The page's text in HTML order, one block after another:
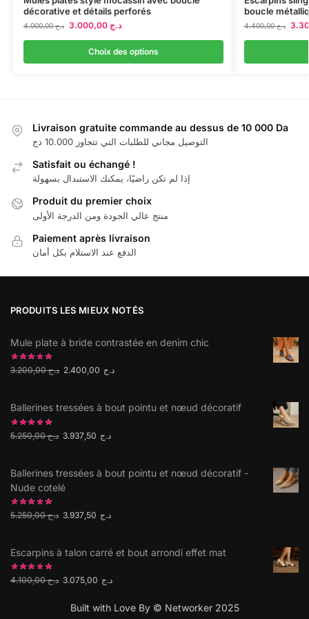
décorative et détails perforés
د.ج4.000,00 د.ج 3.000,00
Choix des options
boucle
د.ج4.400,00
Livraison gratuite commande au dessus de 10 000 Da
التوصيل مجاني للطلبات التي تتجاوز 10.000 دج
Satisfait ou échangé !
إذا لم تكن راضيًا، يمكنك الاستبدال بسهولة
Produit du premier choix
منتج عالي الجودة ومن الدرجة الأولى
Paiement après livraison
الدفع عند الاستلام بكل أمان
PRODUITS LES MIEUX NOTÉS
Mule plate à bride contrastée en denim chic
د.ج3.200,00 د.ج
Ballerines tressées à bout pointu et nœud décoratif
د.ج5.250,00 د.ج
Ballerines tressées à bout pointu et nœud décoratif -
Nude cotelé
د.ج5.250,00 د.ج
Escarpins à talon carré et bout arrondi effet mat
د.ج4.100,00 د.ج
Built with Love By © Networker 2025